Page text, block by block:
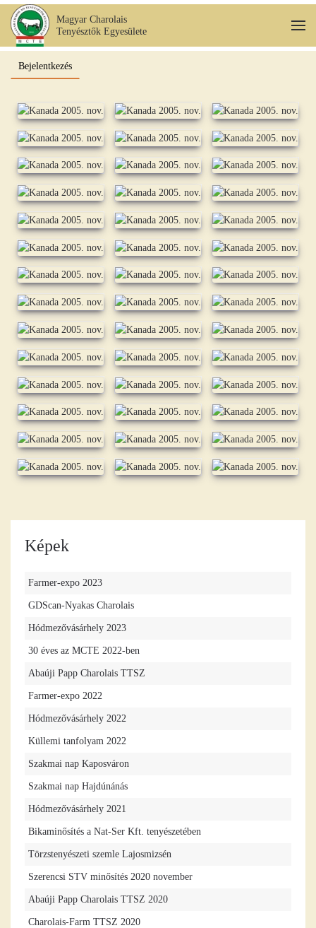
Fő tartalom átugrása
Magyar Charolais
Tenyésztők Egyesülete
Bejelentkezés
Képek
Farmer-expo 2023
GDScan-Nyakas Charolais
Hódmezővásárhely 2023
30 éves az MCTE 2022-ben
Abaúji Papp Charolais TTSZ
Farmer-expo 2022
Hódmezővásárhely 2022
Küllemi tanfolyam 2022
Szakmai nap Kaposváron
Szakmai nap Hajdúnánás
Hódmezővásárhely 2021
Bikaminősítés a Nat-Ser Kft. tenyészetében
Törzstenyészeti szemle Lajosmizsén
Szerencsi STV minősítés 2020 november
Abaúji Papp Charolais TTSZ 2020
Charolais-Farm TTSZ 2020